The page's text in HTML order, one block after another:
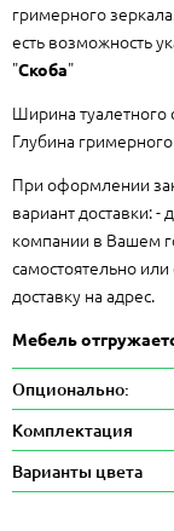
гримерного
есть возможность
"Скоба"
Ширина туалетного
Глубина
При оформлении
вариант доставки: -
компании в Вашем
самостоятельно
доставку на адрес.
Мебель
Опционально:
Комплектация
Варианты цвета